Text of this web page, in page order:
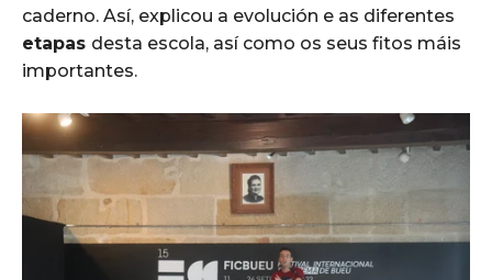
caderno. Así, explicou a evolución e as diferentes
etapas desta escola, así como os seus fitos máis
importantes.